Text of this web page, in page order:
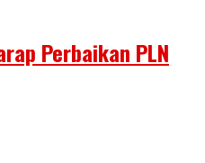
Perbaikan PLN